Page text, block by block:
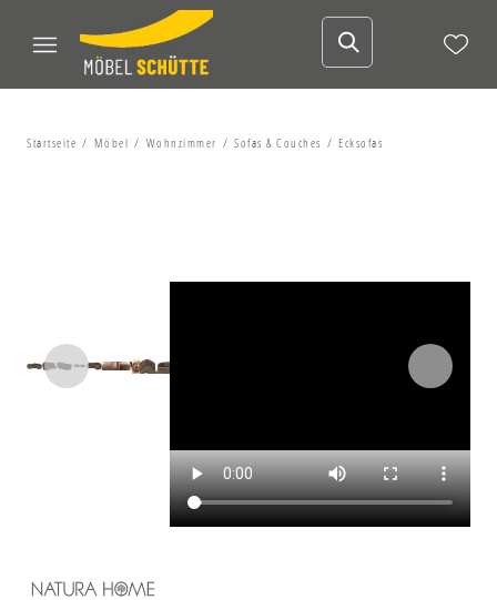
Startseite Möbel Wohnzimmer Sofas & Couches Ecksofas